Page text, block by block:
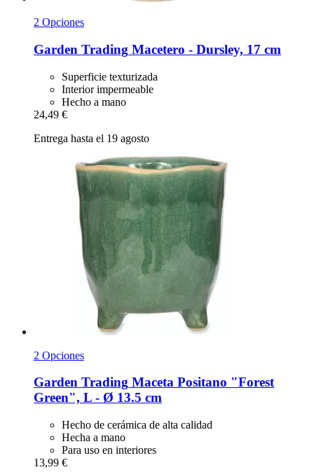
2 Opciones
Garden Trading Macetero -​ Dursley, 17 cm
Superficie texturizada
Interior impermeable
Hecho a mano
24,49 €
Entrega hasta el 19 agosto
2 Opciones
Garden Trading Maceta Positano "Forest
Green", L -​ Ø 13.5 cm
Hecho de cerámica de alta calidad
Hecha a mano
Para uso en interiores
13,99 €